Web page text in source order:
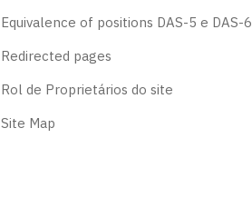
Equivalence of positions DAS-5 e DAS-6
Redirected pages
Rol de Proprietários do site
Site Map